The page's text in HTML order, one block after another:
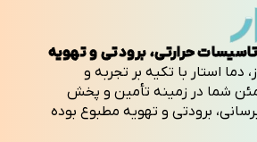
حرارتی، برودتی و تهویه
تا امروز، دما استار با تکیه بر تجربه و
شما در زمینه تأمین و پخش
برودتی و تهویه مطبوع بوده